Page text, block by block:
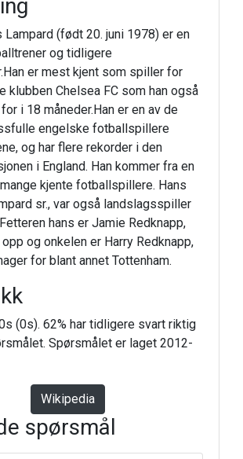
Lampard (født 20. juni 1978) er en
og tidligere
er mest kjent som spiller for
klubben Chelsea FC som han også
i 18 måneder.Han er en av de
engelske fotballspillere
og har flere rekorder i den
i England. Han kommer fra en
kjente fotballspillere. Hans
sr., var også landslagsspiller
hans er Jamie Redknapp,
og onkelen er Harry Redknapp,
for blant annet Tottenham.
(0s). 62% har tidligere svart riktig
Spørsmålet er laget 2012-
Wikipedia
spørsmål